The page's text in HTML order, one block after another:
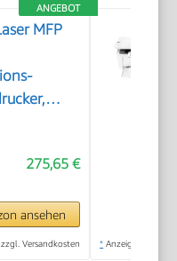
ANGEBOT
MFP
USB,
275,65 €
ansehen
Versandkosten * Anzeige